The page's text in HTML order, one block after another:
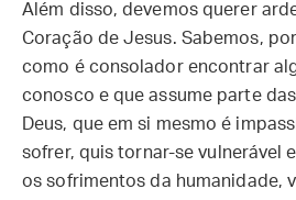
Além disso, devemos querer
Coração de Jesus. Sabemos,
como é consolador encontrar
conosco e que assume parte
Deus, que em si mesmo é
sofrer, quis tornar-se vulnerável
os sofrimentos da humanidade,